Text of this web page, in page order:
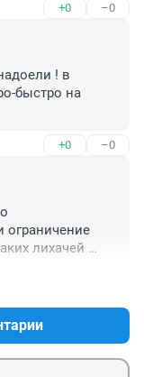
+0 –0
! в
быстро на
+0 –0
лихачей
всего пять
очень хороший